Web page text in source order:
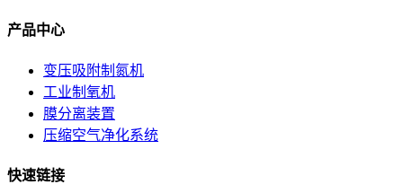
产品中心
变压吸附制氮机
工业制氧机
膜分离装置
压缩空气净化系统
快速链接